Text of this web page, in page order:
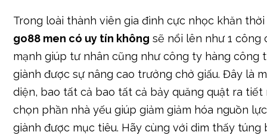
Trong loài thành viên gia đình cực nhọc khăn thời
go88 men có uy tín không sẽ nổi lên như 1 công
mạnh giúp tư nhân cũng như công ty hàng công
giành được sự nâng cao trưởng chở giấu. Đây là
diện, bao tất cả bao tất cả bảy quăng quật ra tiết
chọn phần nhà yếu giúp giảm giảm hóa nguồn
giành được mục tiêu. Hãy cùng với dìm thấy túng